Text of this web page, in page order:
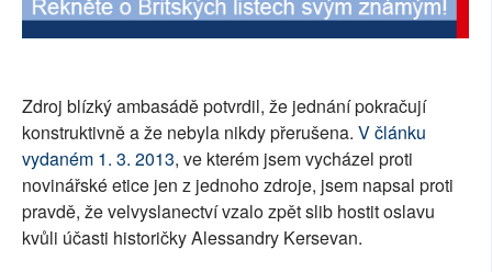
Zdroj blízký ambasádě potvrdil, že jednání pokračují
konstruktivně a že nebyla nikdy přerušena. V článku
vydaném 1. 3. 2013, ve kterém jsem vycházel proti
novinářské etice jen z jednoho zdroje, jsem napsal proti
pravdě, že velvyslanectví vzalo zpět slib hostit oslavu
kvůli účasti historičky Alessandry Kersevan.